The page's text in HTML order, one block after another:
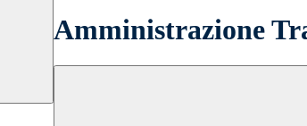
Amministrazione